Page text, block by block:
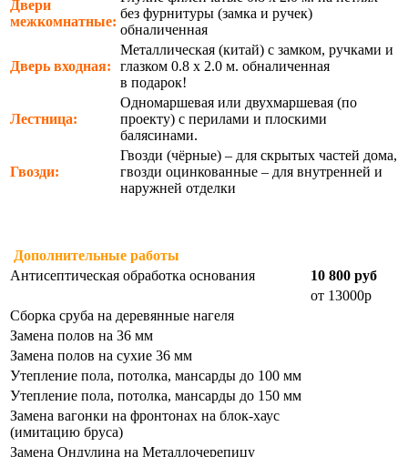
Двери
межкомнатные:
без фурнитуры (замка и ручек)
обналиченная
Дверь входная:
Металлическая (китай) с замком, ручками и
глазком 0.8 х 2.0 м. обналиченная
в подарок!
Лестница:
Одномаршевая или двухмаршевая (по
проекту) с перилами и плоскими
балясинами.
Гвозди:
Гвозди (чёрные) – для скрытых частей дома,
гвозди оцинкованные – для внутренней и
наружней отделки
Дополнительные работы
Антисептическая обработка основания
10 800 руб
от 13000р
Сборка сруба на деревянные нагеля
Замена полов на 36 мм
Замена полов на сухие 36 мм
Утепление пола, потолка, мансарды до 100 мм
Утепление пола, потолка, мансарды до 150 мм
Замена вагонки на фронтонах на блок-хаус
(имитацию бруса)
Замена Ондулина на Металлочерепицу